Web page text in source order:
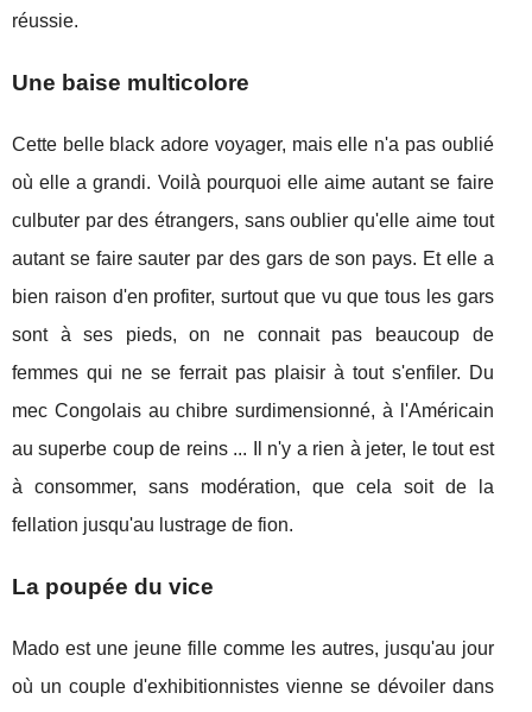
réussie.
Une baise multicolore
Cette belle black adore voyager, mais elle n'a pas oublié
où elle a grandi. Voilà pourquoi elle aime autant se faire
culbuter par des étrangers, sans oublier qu'elle aime tout
autant se faire sauter par des gars de son pays. Et elle a
bien raison d'en profiter, surtout que vu que tous les gars
sont à ses pieds, on ne connait pas beaucoup de
femmes qui ne se ferrait pas plaisir à tout s'enfiler. Du
mec Congolais au chibre surdimensionné, à l'Américain
au superbe coup de reins ... Il n'y a rien à jeter, le tout est
à consommer, sans modération, que cela soit de la
fellation jusqu'au lustrage de fion.
La poupée du vice
Mado est une jeune fille comme les autres, jusqu'au jour
où un couple d'exhibitionnistes vienne se dévoiler dans